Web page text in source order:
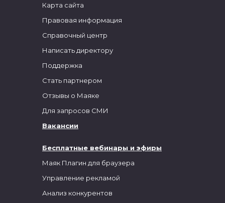
Бесплатные вебинары и эфиры
Маяк Плагин для браузера
Управление рекламой
Анализ конкурентов
Карта сайта
Правовая информация
Справочный центр
Написать директору
Поддержка
Стать партнером
Отзывы о Маяке
Для запросов СМИ
Вакансии